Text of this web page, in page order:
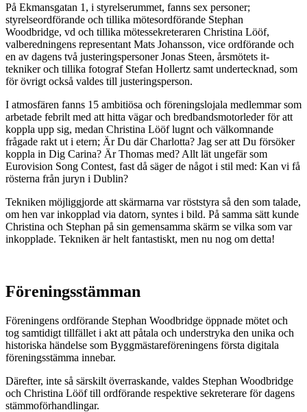
På Ekmansgatan 1, i styrelserummet, fanns sex personer;
styrelseordförande och tillika mötesordförande Stephan
Woodbridge, vd och tillika mötessekreteraren Christina Lööf,
valberedningens representant Mats Johansson, vice ordförande och
en av dagens två justeringspersoner Jonas Steen, årsmötets it-
tekniker och tillika fotograf Stefan Hollertz samt undertecknad, som
för övrigt också valdes till justeringsperson.
I atmosfären fanns 15 ambitiösa och föreningslojala medlemmar som
arbetade febrilt med att hitta vägar och bredbandsmotorleder för att
koppla upp sig, medan Christina Lööf lugnt och välkomnande
frågade rakt ut i etern; Är Du där Charlotta? Jag ser att Du försöker
koppla in Dig Carina? Är Thomas med? Allt lät ungefär som
Eurovision Song Contest, fast då säger de något i stil med: Kan vi få
rösterna från juryn i Dublin?
Tekniken möjliggjorde att skärmarna var röststyra så den som talade,
om hen var inkopplad via datorn, syntes i bild. På samma sätt kunde
Christina och Stephan på sin gemensamma skärm se vilka som var
inkopplade. Tekniken är helt fantastiskt, men nu nog om detta!
Föreningsstämman
Föreningens ordförande Stephan Woodbridge öppnade mötet och
tog samtidigt tillfället i akt att påtala och understryka den unika och
historiska händelse som Byggmästareföreningens första digitala
föreningsstämma innebar.
Därefter, inte så särskilt överraskande, valdes Stephan Woodbridge
och Christina Lööf till ordförande respektive sekreterare för dagens
stämmoförhandlingar.